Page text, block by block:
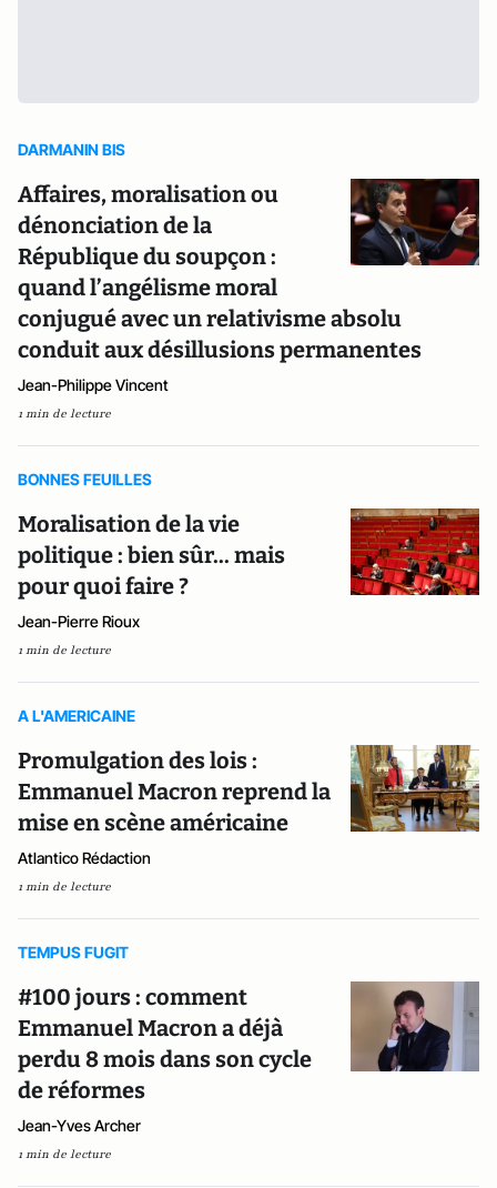
DARMANIN BIS
Affaires, moralisation ou
dénonciation de la
République du soupçon :
quand l’angélisme moral
conjugué avec un relativisme absolu
conduit aux désillusions permanentes
Jean-Philippe Vincent
1 min de lecture
BONNES FEUILLES
Moralisation de la vie
politique : bien sûr... mais
pour quoi faire ?
Jean-Pierre Rioux
1 min de lecture
A L'AMERICAINE
Promulgation des lois :
Emmanuel Macron reprend la
mise en scène américaine
Atlantico Rédaction
1 min de lecture
TEMPUS FUGIT
#100 jours : comment
Emmanuel Macron a déjà
perdu 8 mois dans son cycle
de réformes
Jean-Yves Archer
1 min de lecture